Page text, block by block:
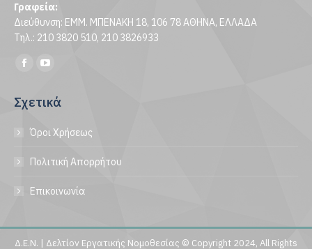
Γραφεία:
Διεύθυνση: ΕΜΜ. ΜΠΕΝΑΚΗ 18, 106 78 ΑΘΗΝΑ, ΕΛΛΑΔΑ
Τηλ.: 210 3820 510, 210 3826933
Find us on:
Facebook
opens
in
window
opens
window
Σχετικά
Όροι Χρήσεως
Πολιτική Απορρήτου
Επικοινωνία
Δ.Ε.Ν. | Δελτίον Εργατικής Νομοθεσίας © Copyright 2024, All Rights